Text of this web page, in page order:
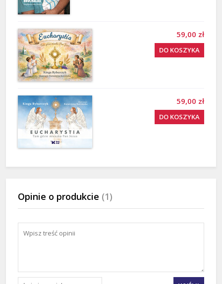
59,00 zł
DO KOSZYKA
59,00 zł
DO KOSZYKA
Opinie o produkcie (1)